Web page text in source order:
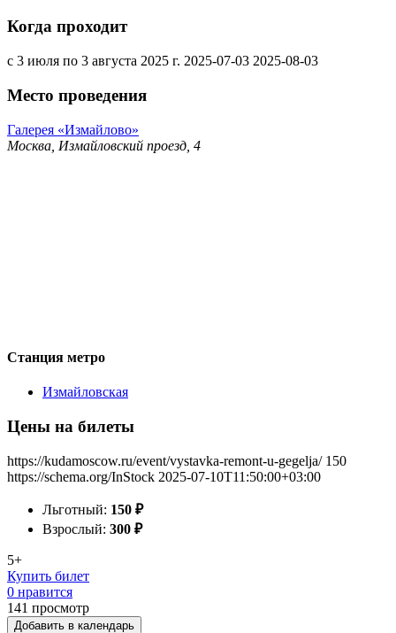
Когда проходит
с 3 июля по 3 августа 2025 г. 2025-07-03 2025-08-03
Место проведения
Галерея «Измайлово»
Москва, Измайловский проезд, 4
Станция метро
Измайловская
Цены на билеты
https://kudamoscow.ru/event/vystavka-remont-u-gegelja/ 150
https://schema.org/InStock 2025-07-10T11:50:00+03:00
Льготный: 150 ₽
Взрослый: 300 ₽
5+
Купить билет
0 нравится
141 просмотр
Добавить в календарь